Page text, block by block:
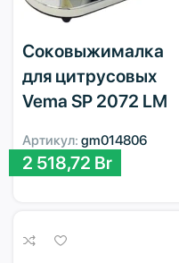
Соковыжималка
для цитрусовых
Vema SP 2072 LM
Артикул: gm014806
2 518,72 Br